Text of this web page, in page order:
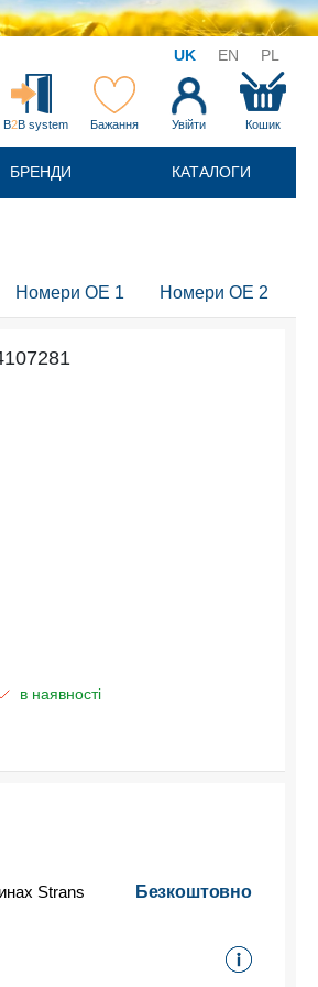
UK EN PL
B2B system Бажання Увійти Кошик
БРЕНДИ КАТАЛОГИ
Номери OE 1 Номери OE 2
в наявності
Strans Безкоштовно